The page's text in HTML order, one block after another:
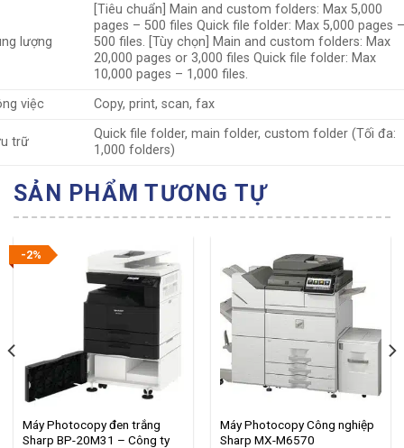
lượng
[Tiêu chuẩn] Main and custom folders: Max 5,000
pages – 500 files Quick file folder: Max 5,000 pages
500 files. [Tùy chọn] Main and custom folders: Max
20,000 pages or 3,000 files Quick file folder: Max
10,000 pages – 1,000 files.
việc
Copy, print, scan, fax
trữ
Quick file folder, main folder, custom folder (Tối đa:
1,000 folders)
SẢN PHẨM TƯƠNG TỰ
-2%
Máy Photocopy đen trắng
Sharp BP-20M31 – Công ty
Máy Photocopy Công nghiệp
Sharp MX-M6570